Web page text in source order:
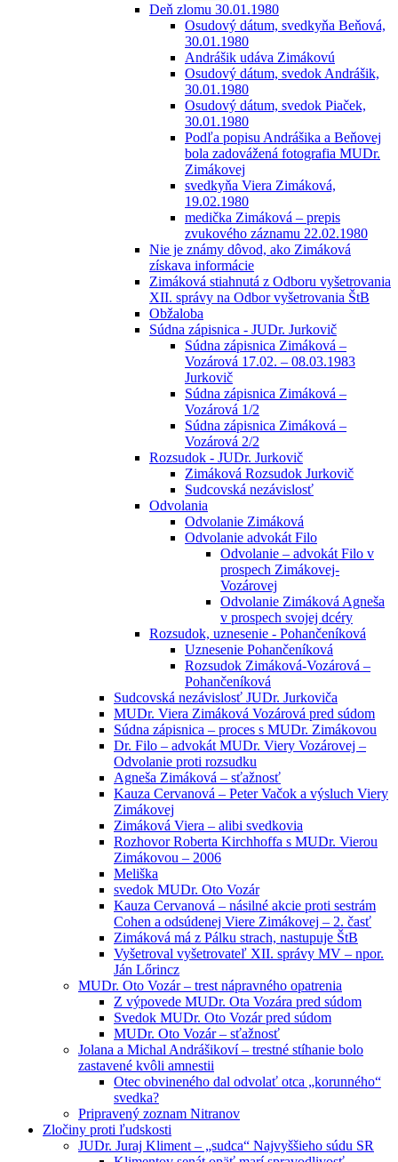
Deň zlomu 30.01.1980
Osudový dátum, svedkyňa Beňová,
30.01.1980
Andrášik udáva Zimákovú
Osudový dátum, svedok Andrášik,
30.01.1980
Osudový dátum, svedok Piaček,
30.01.1980
Podľa popisu Andrášika a Beňovej
bola zadovážená fotografia MUDr.
Zimákovej
svedkyňa Viera Zimáková,
19.02.1980
medička Zimáková – prepis
zvukového záznamu 22.02.1980
Nie je známy dôvod, ako Zimáková
získava informácie
Zimáková stiahnutá z Odboru vyšetrovania
XII. správy na Odbor vyšetrovania ŠtB
Obžaloba
Súdna zápisnica - JUDr. Jurkovič
Súdna zápisnica Zimáková –
Vozárová 17.02. – 08.03.1983
Jurkovič
Súdna zápisnica Zimáková –
Vozárová 1/2
Súdna zápisnica Zimáková –
Vozárová 2/2
Rozsudok - JUDr. Jurkovič
Zimáková Rozsudok Jurkovič
Sudcovská nezávislosť
Odvolania
Odvolanie Zimáková
Odvolanie advokát Filo
Odvolanie – advokát Filo v
prospech Zimákovej-
Vozárovej
Odvolanie Zimáková Agneša
v prospech svojej dcéry
Rozsudok, uznesenie - Pohančeníková
Uznesenie Pohančeníková
Rozsudok Zimáková-Vozárová –
Pohančeníková
Sudcovská nezávislosť JUDr. Jurkoviča
MUDr. Viera Zimáková Vozárová pred súdom
Súdna zápisnica – proces s MUDr. Zimákovou
Dr. Filo – advokát MUDr. Viery Vozárovej –
Odvolanie proti rozsudku
Agneša Zimáková – sťažnosť
Kauza Cervanová – Peter Vačok a výsluch Viery
Zimákovej
Zimáková Viera – alibi svedkovia
Rozhovor Roberta Kirchhoffa s MUDr. Vierou
Zimákovou – 2006
Meliška
svedok MUDr. Oto Vozár
Kauza Cervanová – násilné akcie proti sestrám
Cohen a odsúdenej Viere Zimákovej – 2. časť
Zimáková má z Pálku strach, nastupuje ŠtB
Vyšetroval vyšetrovateľ XII. správy MV – npor.
Ján Lőrincz
MUDr. Oto Vozár – trest nápravného opatrenia
Z výpovede MUDr. Ota Vozára pred súdom
Svedok MUDr. Oto Vozár pred súdom
MUDr. Oto Vozár – sťažnosť
Jolana a Michal Andrášikoví – trestné stíhanie bolo
zastavené kvôli amnestii
Otec obvineného dal odvolať otca „korunného“
svedka?
Pripravený zoznam Nitranov
Zločiny proti ľudskosti
JUDr. Juraj Kliment – „sudca“ Najvyššieho súdu SR